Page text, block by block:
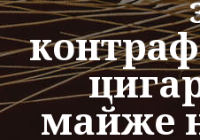
майже